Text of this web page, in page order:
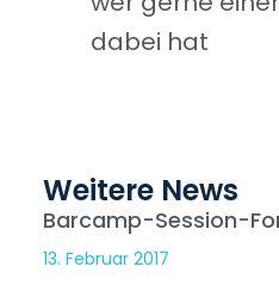
dabei hat
Weitere News
Barcamp-Session-
13. Februar 2017